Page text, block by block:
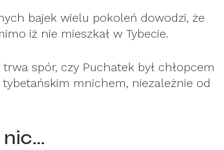
bajek wielu pokoleń dowodzi, że
iż nie mieszkał w Tybecie.
spór, czy Puchatek był chłopcem
mnichem, niezależnie od
nic…